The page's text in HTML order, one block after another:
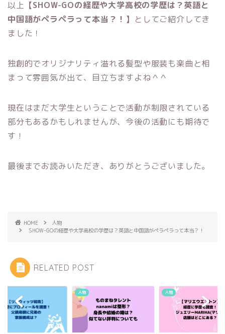
以上 【SHOW-GOの経歴や大学高校の学歴は？英語と
中国語がペラペラって本当？！】 としてご紹介してき
ました！
独創的でオリジナリティ溢れる髪型や服装も楽曲と相
まって雰囲気が出て、目立ちますよね＾＾
現在はまだ大学生ということで活動が制限されている
部分もあるかもしれませんが、今後の活動にも期待で
す！
最後までお読みいただき、ありがとうございました。
HOME
人物
SHOW-GOの経歴や大学高校の学歴は？英語と中国語がペラペラって本当？！
RELATED POST
人物 人物